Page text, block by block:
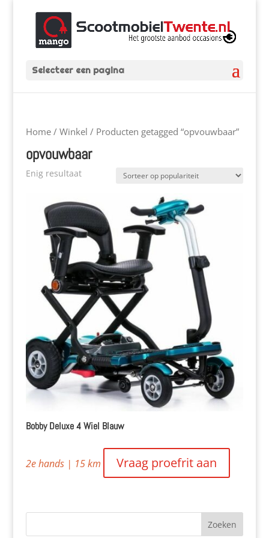
Selecteer een pagina
Home/ Winkel / Producten getagged “opvouwbaar”
opvouwbaar
Enig resultaat
Bobby Deluxe 4 Wiel Blauw
2e hands | 15 km Vraag proefrit aan